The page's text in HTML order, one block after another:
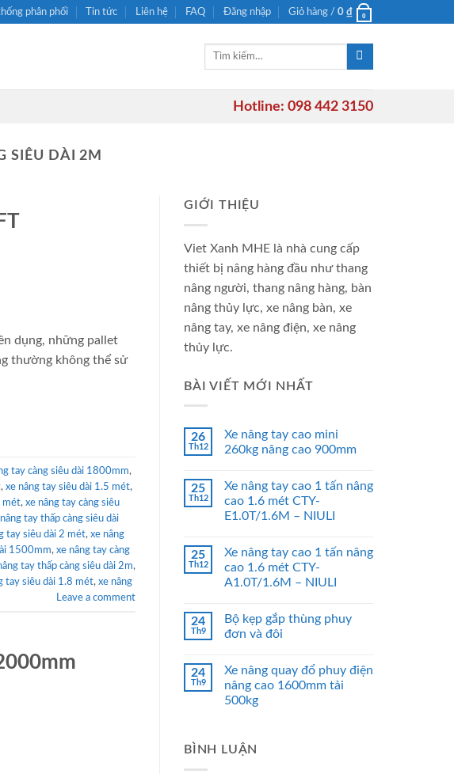
phân phối Tin tức Liên hệ FAQ Đăng nhập Giỏ hàng / 0 ₫ 0
Tìm
Hotline: 098 442 3150
SIÊU DÀI 2M
dụng, những pallet
thường không thể sử
tay càng siêu dài 1800mm,
, xe nâng tay siêu dài 1.5 mét,
mét, xe nâng tay càng siêu
tay thấp càng siêu dài
tay siêu dài 2 mét, xe nâng
1500mm, xe nâng tay càng
tay thấp càng siêu dài 2m,
tay siêu dài 1.8 mét, xe nâng
Leave a comment
GIỚI THIỆU
Viet Xanh MHE là nhà cung cấp
thiết bị nâng hàng đầu như thang
nâng người, thang nâng hàng, bàn
nâng thủy lực, xe nâng bàn, xe
nâng tay, xe nâng điện, xe nâng
thủy lực.
BÀI VIẾT MỚI NHẤT
26
Th12
Xe nâng tay cao mini
260kg nâng cao 900mm
25
Th12
Xe nâng tay cao 1 tấn nâng
cao 1.6 mét CTY-
E1.0T/1.6M – NIULI
25
Th12
Xe nâng tay cao 1 tấn nâng
cao 1.6 mét CTY-
A1.0T/1.6M – NIULI
24
Th9
Bộ kẹp gắp thùng phuy
đơn và đôi
24
Th9
Xe nâng quay đổ phuy điện
nâng cao 1600mm tải
500kg
BÌNH LUẬN